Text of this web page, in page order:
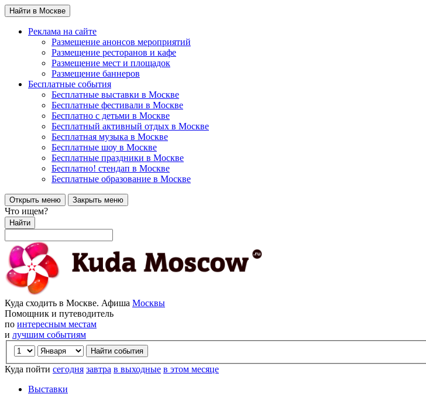
Найти в Москве
Реклама на сайте
Размещение анонсов мероприятий
Размещение ресторанов и кафе
Размещение мест и площадок
Размещение баннеров
Бесплатные события
Бесплатные выставки в Москве
Бесплатные фестивали в Москве
Бесплатно с детьми в Москве
Бесплатный активный отдых в Москве
Бесплатная музыка в Москве
Бесплатные шоу в Москве
Бесплатные праздники в Москве
Бесплатно! стендап в Москве
Бесплатные образование в Москве
Открыть меню Закрыть меню
Что ищем?
Найти
Куда сходить в Москве. Афиша Москвы
Помощник и путеводитель
по интересным местам
и лучшим событиям
Куда пойти сегодня завтра в выходные в этом месяце
Выставки